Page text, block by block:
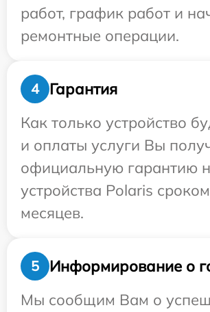
работ, график работ и
ремонтные операции.
4
Гарантия
Как только устройство
и оплаты услуги Вы
официальную гарантию
устройства Polaris
месяцев.
5
Информирование о
Мы сообщим Вам о